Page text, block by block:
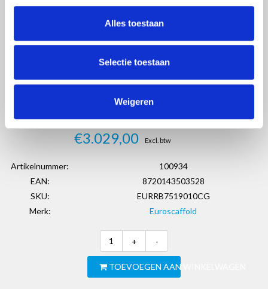
Alles toestaan
Selectie toestaan
Weigeren
€3.029,00 Excl. btw
Artikelnummer:
100934
EAN:
8720143503528
SKU:
EURRB7519010CG
Merk:
Euroscaffold
+ -
TOEVOEGEN AAN WINKELWAGEN